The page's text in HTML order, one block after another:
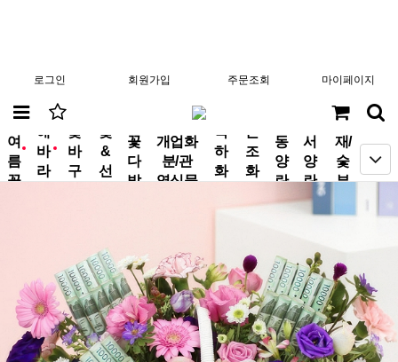
로그인 회원가입 주문조회 마이페이지
new
여
름
꽃
new
해
바
라
꽃
바
구
꽃
&
선
꽃
다
발
개업화
분/관
엽식물
축
하
화
근
조
화
동
양
란
서
양
란
분
재/
숯
부